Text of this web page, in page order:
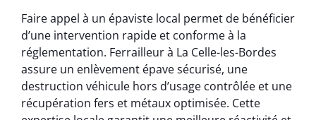
Faire appel à un épaviste local permet de bénéficier
d’une intervention rapide et conforme à la
réglementation. Ferrailleur à La Celle-les-Bordes
assure un enlèvement épave sécurisé, une
destruction véhicule hors d’usage contrôlée et une
récupération fers et métaux optimisée. Cette